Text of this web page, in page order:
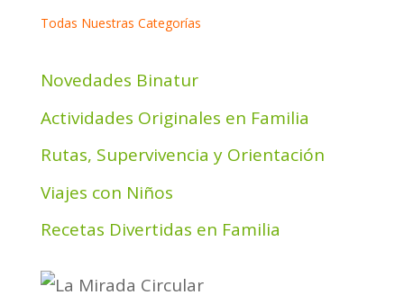
Todas Nuestras Categorías
Novedades Binatur
Actividades Originales en Familia
Rutas, Supervivencia y Orientación
Viajes con Niños
Recetas Divertidas en Familia